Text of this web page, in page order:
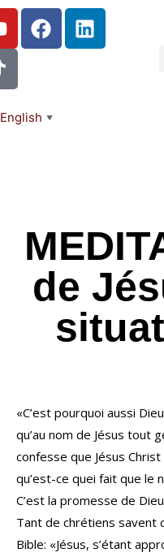
English ▼
de
«C’est pourquoi aussi
qu’au nom de Jésus tout
confesse que Jésus
qu’est-ce quei fait que le
C’est la promesse de
Tant de chrétiens savent
Bible: «Jésus, s’étant